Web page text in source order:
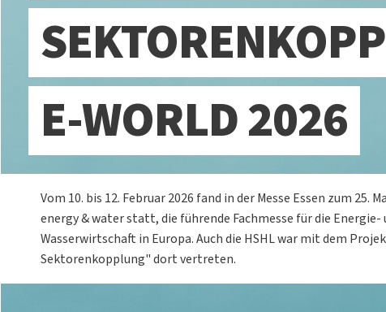
E-WORLD 2026
Vom 10. bis 12. Februar 2026 fand in der Messe Essen zum 25.
energy & water statt, die führende Fachmesse für die Energie-
Wasserwirtschaft in Europa. Auch die HSHL war mit dem
Sektorenkopplung" dort vertreten.